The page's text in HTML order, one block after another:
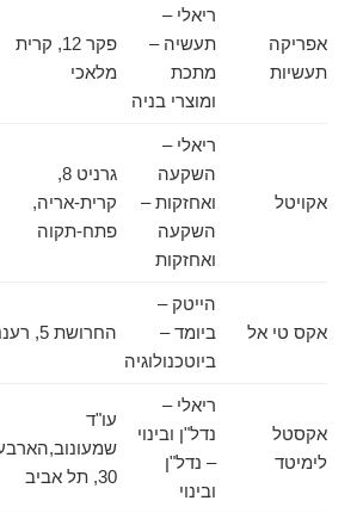
אפריקה
תעשיות
ריאלי –
תעשיה –
מתכת
ומוצרי בניה
פקר 12, קרית
מלאכי
אקויטל
ריאלי –
השקעה
ואחזקות –
השקעה
ואחזקות
גרניט 8,
קרית-אריה,
פתח-תקוה
אקס טי אל
הייטק –
ביומד –
ביוטכנולוגיה
החרושת 5, רעננה
אקסטל
לימיטד
ריאלי –
נדל"ן ובינוי
– נדל"ן
ובינוי
עו"ד
שמעונוב,הארבעה
30, תל אביב